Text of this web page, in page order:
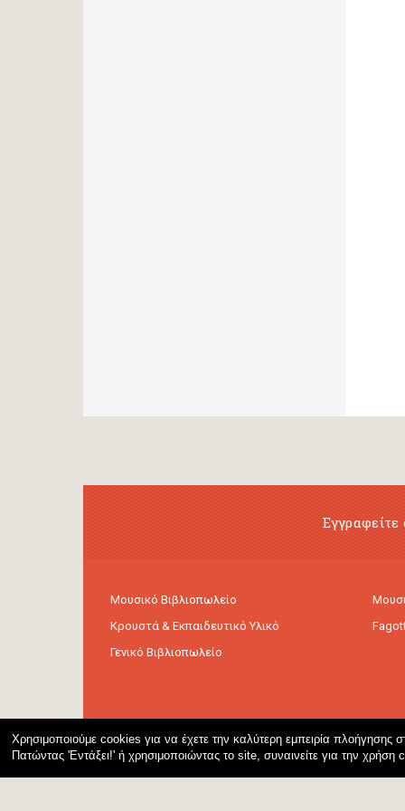
Χρησιμοποιούμε cookies για να έχετε την καλύτερη εμπειρία πλοήγησης
Πατώντας 'Εντάξει!' ή χρησιμοποιώντας το site, συναινείτε για την
Μουσικό Βιβλιοπωλείο
Κρουστά & Εκπαιδευτικό Υλικό
Γενικό Βιβλιοπωλείο